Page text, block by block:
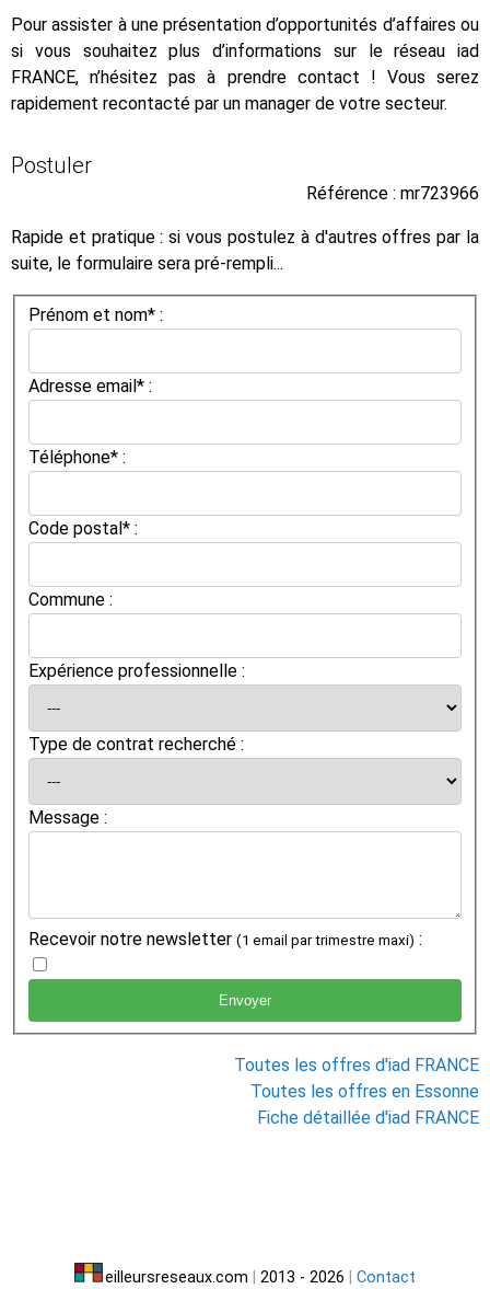
Pour assister à une présentation d’opportunités d’affaires ou
si vous souhaitez plus d’informations sur le réseau iad
FRANCE, n’hésitez pas à prendre contact ! Vous serez
rapidement recontacté par un manager de votre secteur.
Postuler
Référence : mr723966
Rapide et pratique : si vous postulez à d'autres offres par la
suite, le formulaire sera pré-rempli...
Prénom et nom* :
Adresse email* :
Téléphone* :
Code postal* :
Commune :
Expérience professionnelle :
Type de contrat recherché :
Message :
Recevoir notre newsletter (1 email par trimestre maxi) :
Toutes les offres d'iad FRANCE
Toutes les offres en Essonne
Fiche détaillée d'iad FRANCE
eilleursreseaux.com 2013 - 2026 Contact